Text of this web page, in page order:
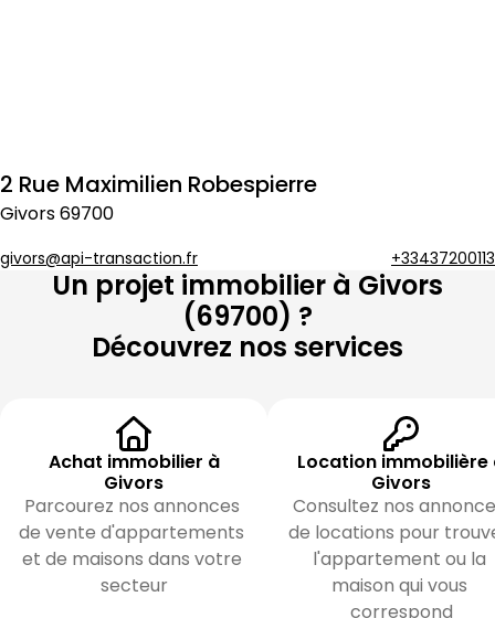
2 Rue Maximilien Robespierre
Givors69700
givors@api-transaction.fr +33437200113
Un projet immobilier à Givors
(69700) ?
Découvrez nos services
Achat immobilier à
Givors
Parcourez nos annonces
de vente d'appartements
et de maisons dans votre
secteur
Location immobilière
Givors
Consultez nos
de locations pour
l'appartement ou la
maison qui vous
correspond